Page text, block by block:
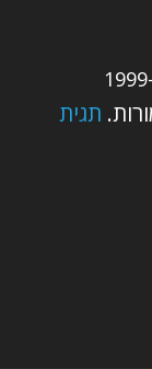
תגית: Moto XY-